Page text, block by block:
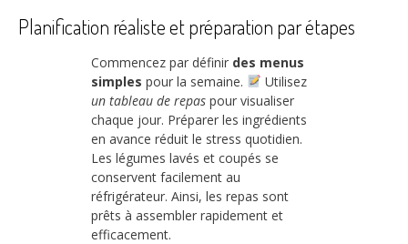
Planification réaliste et préparation par étapes
Commencez par définir des menus
simples pour la semaine.
Utilisez
un tableau de repas pour visualiser
chaque jour. Préparer les ingrédients
en avance réduit le stress quotidien.
Les légumes lavés et coupés se
conservent facilement au
réfrigérateur. Ainsi, les repas sont
prêts à assembler rapidement et
efficacement.